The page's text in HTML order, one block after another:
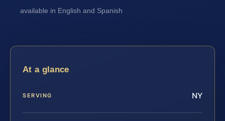
available in English and Spanish
At a glance
SERVING NY